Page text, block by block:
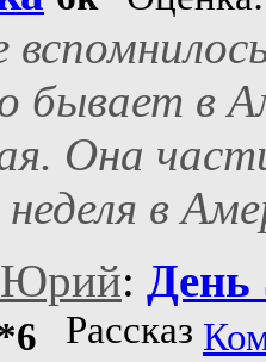
бывает в
Она
в
Юрий: День
Рассказ